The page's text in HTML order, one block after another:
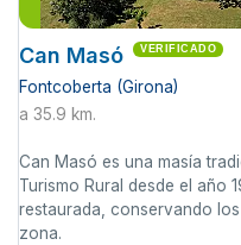
Can Masó VERIFICADO
Fontcoberta (Girona)
a 35.9 km.
Can Masó es una masía
Turismo Rural desde el año
restaurada, conservando
zona.